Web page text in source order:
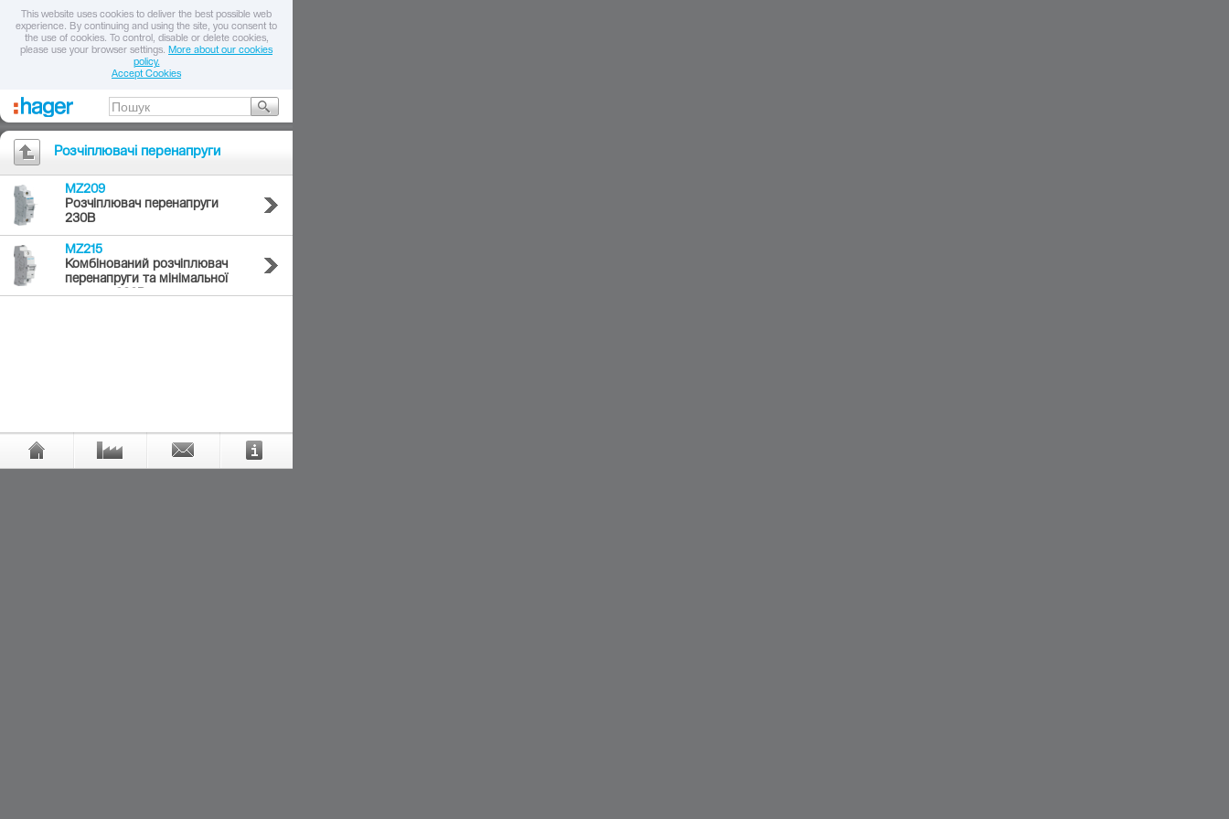
This website uses cookies to deliver the best possible web
experience. By continuing and using the site, you consent to
the use of cookies. To control, disable or delete cookies,
please use your browser settings. More about our cookies
policy.
Accept Cookies
Розчіплювачі перенапруги
MZ209
Розчіплювач перенапруги
230В
MZ215
Комбінований розчіплювач
перенапруги та мінімальної
напруги 230В